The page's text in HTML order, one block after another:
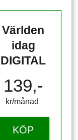
Världen
idag
DIGITAL
139,-
kr/månad ​​​​​​
KÖP